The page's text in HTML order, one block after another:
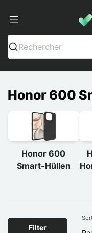
Rechercher
Honor 600
Honor 600
Smart-Hüllen
Filter